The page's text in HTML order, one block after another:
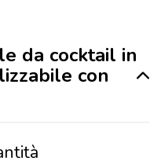
da cocktail in
con